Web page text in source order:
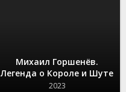
Михаил Горшенёв.
Легенда о Короле и Шуте
2023